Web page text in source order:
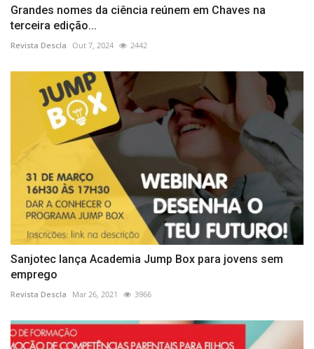
Grandes nomes da ciência reúnem em Chaves na
terceira edição...
Revista Descla Out 7, 2024 2442
Sanjotec lança Academia Jump Box para jovens sem
emprego
Revista Descla Mar 26, 2021 3966